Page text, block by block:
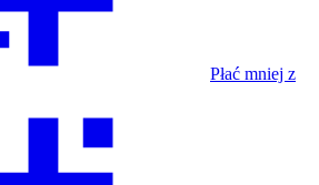
Płać mniej z